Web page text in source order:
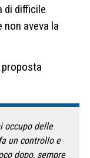
di difficile
aveva la
occupo delle
un controllo e
dopo, sempre